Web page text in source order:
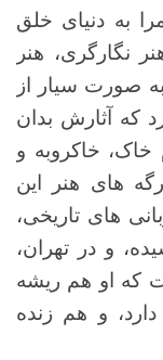
به دنیای خلق
نگارگری، هنر
صورت سیار از
که آثارش بدان
خاک، خاکروبه و
های هنر این
های تاریخی،
و در تهران،
که او هم ریشه
و هم زنده